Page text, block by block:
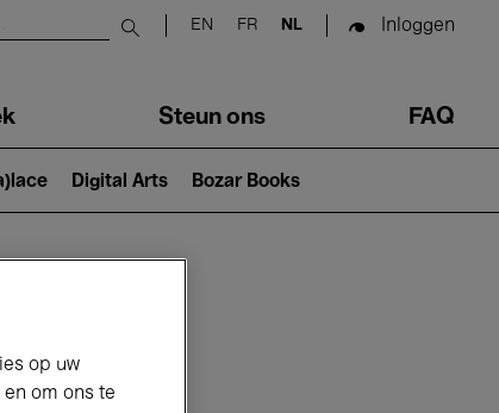
Submit search
EN FR NL Inloggen
Steun ons FAQ
Digital Arts Bozar Books
op uw
om ons te